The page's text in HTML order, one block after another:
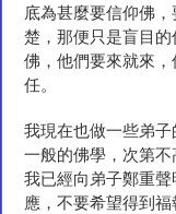
底為甚麼要信仰佛
楚，那便只是盲目
佛，他們要來就來
任。
我現在也做一些弟
一般的佛學，次第不
我已經向弟子鄭重
應，不要希望得到